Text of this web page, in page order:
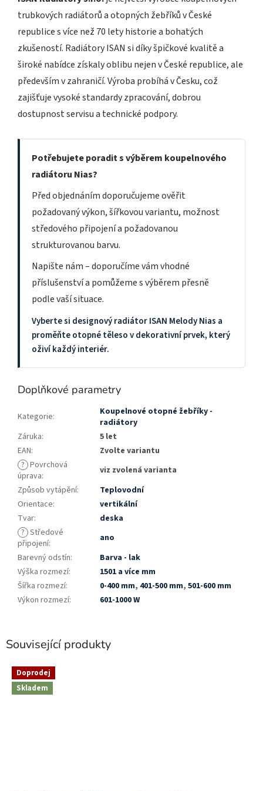
Související produkty
Doprodej
Skladem
trubkových radiátorů a otopných žebříků v České
republice s více než 70 lety historie a bohatých
zkušeností. Radiátory ISAN si díky špičkové kvalitě a
široké nabídce získaly oblibu nejen v České republice, ale
především v zahraničí. Výroba probíhá v Česku, což
zajišťuje vysoké standardy zpracování, dobrou
dostupnost servisu a technické podpory.
Potřebujete poradit s výběrem koupelnového
radiátoru Nias?
Před objednáním doporučujeme ověřit
požadovaný výkon, šířkovou variantu, možnost
středového připojení a požadovanou
strukturovanou barvu.
Napište nám – doporučíme vám vhodné
příslušenství a pomůžeme s výběrem přesně
podle vaší situace.
Vyberte si designový radiátor ISAN Melody Nias a
proměňte otopné těleso v dekorativní prvek, který
oživí každý interiér.
Doplňkové parametry
Kategorie:
Koupelnové otopné žebříky -
radiátory
Záruka:
5 let
EAN:
Zvolte variantu
? Povrchová
úprava:
viz zvolená varianta
Způsob vytápění:
Teplovodní
Orientace:
vertikální
Tvar:
deska
? Středové
připojení:
ano
Barevný odstín:
Barva - lak
Výška rozmezí:
1501 a více mm
Šířka rozmezí: 0-400 mm, 401-500 mm, 501-600 mm
Výkon rozmezí: 601-1000 W